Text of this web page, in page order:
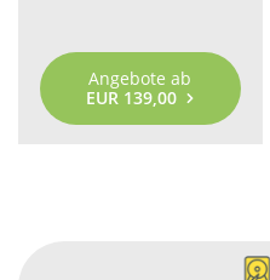
Angebote ab
EUR 139,00